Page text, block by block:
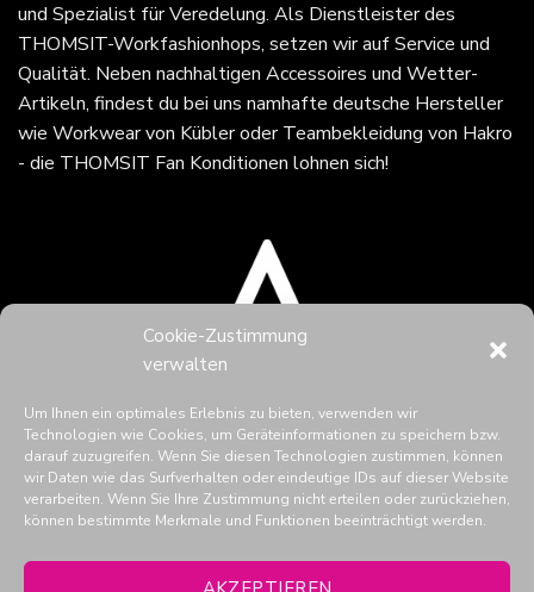
Cookie-Zustimmung
verwalten
Um Ihnen ein optimales Erlebnis zu bieten, verwenden wir
Technologien wie Cookies, um Geräteinformationen zu speichern bzw.
darauf zuzugreifen. Wenn Sie diesen Technologien zustimmen, können
wir Daten wie das Surfverhalten oder eindeutige IDs auf dieser Website
verarbeiten. Wenn Sie Ihre Zustimmung nicht erteilen oder zurückziehen,
können bestimmte Merkmale und Funktionen beeinträchtigt werden.
und Spezialist für Veredelung. Als Dienstleister des
THOMSIT-Workfashionhops, setzen wir auf Service und
Qualität. Neben nachhaltigen Accessoires und Wetter-
Artikeln, findest du bei uns namhafte deutsche Hersteller
wie Workwear von Kübler oder Teambekleidung von Hakro
- die THOMSIT Fan Konditionen lohnen sich!
THOMSIT in den Social Media